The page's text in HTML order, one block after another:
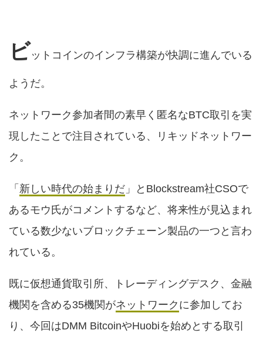
ビットコインのインフラ構築が快調に進んでいる
ようだ。
ネットワーク参加者間の素早く匿名なBTC取引を実
現したことで注目されている、リキッドネットワー
ク。
「 新しい時代の始まりだ 」とBlockstream社CSOで
あるモウ氏がコメントするなど、将来性が見込まれ
ている数少ないブロックチェーン製品の一つと言わ
れている。
既に仮想通貨取引所、トレーディングデスク、金融
機関を含める35機関がネットワーク に参加してお
り、今回はDMM BitcoinやHuobiを始めとする取引